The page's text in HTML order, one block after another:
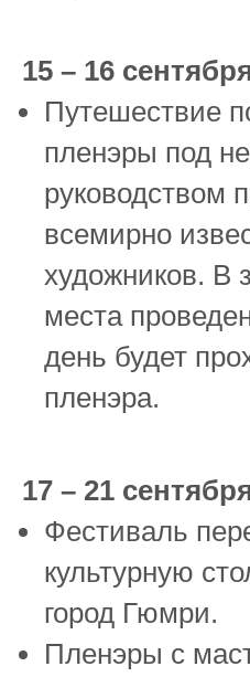
15 – 16
Путешествие
пленэры под
руководством
всемирно
художников. В
места
день будет
пленэра.
17 – 21
Фестиваль
культурную
город Гюмри.
Пленэры с